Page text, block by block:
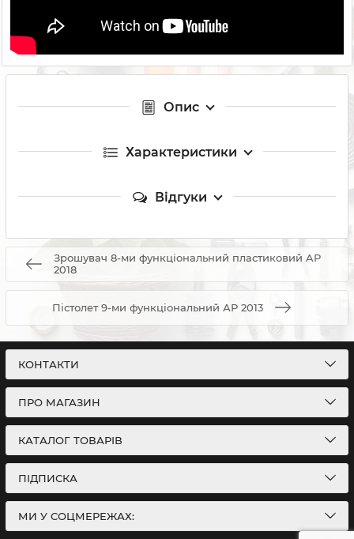
Опис
Характеристики
Відгуки
Зрошувач 8-ми функціональний пластиковий AP
2018
Пістолет 9-ми функціональний АР 2013
КОНТАКТИ
ПРО МАГАЗИН
КАТАЛОГ ТОВАРІВ
ПІДПИСКА
МИ У СОЦМЕРЕЖАХ: